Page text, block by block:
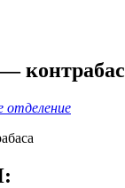
контрабас
отделение